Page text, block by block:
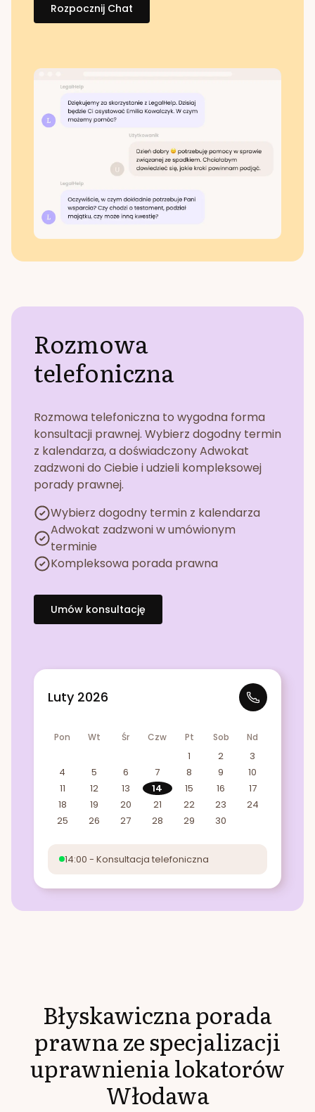
Rozpocznij Chat
Rozmowa
telefoniczna
Rozmowa telefoniczna to wygodna forma
konsultacji prawnej. Wybierz dogodny termin
z kalendarza, a doświadczony Adwokat
zadzwoni do Ciebie i udzieli kompleksowej
porady prawnej.
Wybierz dogodny termin z kalendarza
Adwokat zadzwoni w umówionym
terminie
Kompleksowa porada prawna
Umów konsultację
Luty 2026
Pon Wt Śr Czw Pt Sob Nd
1 2
3
4
5 6 7 8 9
10
11
12 13 14 15 16
17
18
19 20 21 22 23
24
25
26 27 28 29 30
14:00 - Konsultacja telefoniczna
Błyskawiczna porada
prawna ze specjalizacji
uprawnienia lokatorów
Włodawa